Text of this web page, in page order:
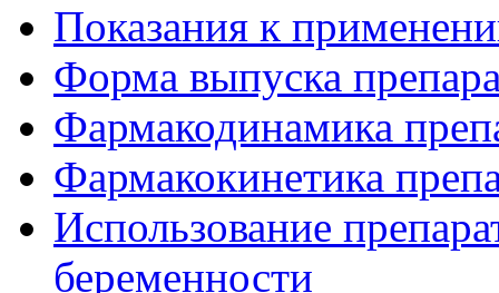
Показания к
Форма выпуска
Фармакодинамика
Фармакокинетика
Использование
беременности